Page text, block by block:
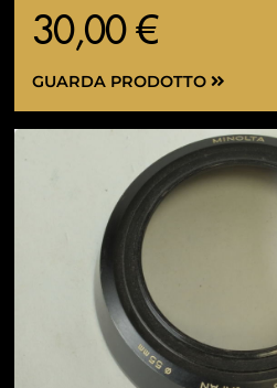
30,00 €
GUARDA PRODOTTO